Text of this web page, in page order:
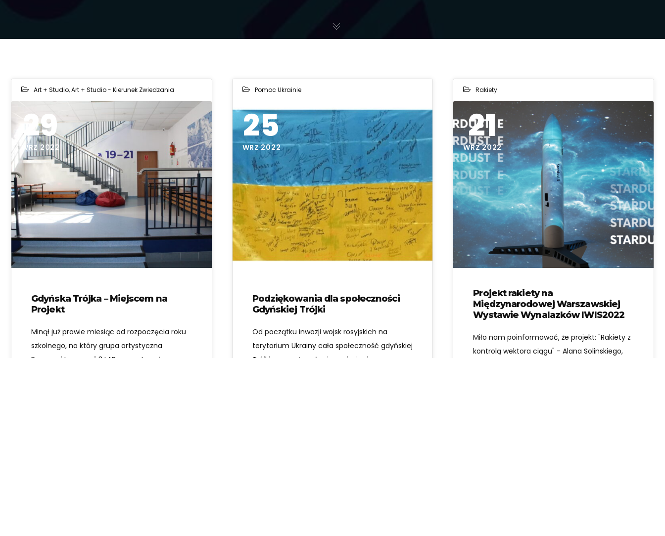
Art + Studio,Art + Studio - Kierunek Zwiedzania
29
WRZ 2022
Gdyńska Trójka – Miejscem na
Projekt
Minął już prawie miesiąc od rozpoczęcia roku
szkolnego, na który grupa artystyczna
Pracowni Innowacji 3 LAB przygotowała
Pomoc Ukrainie
25
WRZ 2022
Podziękowania dla społeczności
Gdyńskiej Trójki
Od początku inwazji wojsk rosyjskich na
terytorium Ukrainy cała społeczność gdyńskiej
Trójki zaangażowała się w niesienie pomocy
Rakiety
21
WRZ 2022
Projekt rakiety na
Międzynarodowej Warszawskiej
Wystawie Wynalazków IWIS2022
Miło nam poinformować, że projekt: "Rakiety z
kontrolą wektora ciągu" - Alana Solinskiego,